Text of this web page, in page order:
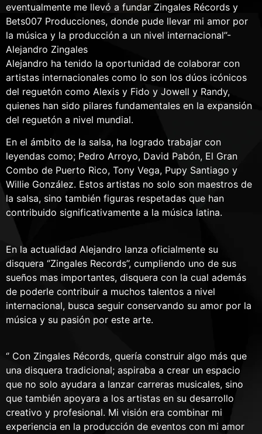
eventualmente me llevó a fundar Zingales Récords y
Bets007 Producciones, donde pude llevar mi amor por
la música y la producción a un nivel internacional’’-
Alejandro Zingales
Alejandro ha tenido la oportunidad de colaborar con
artistas internacionales como lo son los dúos icónicos
del reguetón como Alexis y Fido y Jowell y Randy,
quienes han sido pilares fundamentales en la expansión
del reguetón a nivel mundial.
En el ámbito de la salsa, ha logrado trabajar con
leyendas como; Pedro Arroyo, David Pabón, El Gran
Combo de Puerto Rico, Tony Vega, Pupy Santiago y
Willie González. Estos artistas no solo son maestros de
la salsa, sino también figuras respetadas que han
contribuido significativamente a la música latina.
En la actualidad Alejandro lanza oficialmente su
disquera ‘’Zingales Records’’, cumpliendo uno de sus
sueños mas importantes, disquera con la cual además
de poderle contribuir a muchos talentos a nivel
internacional, busca seguir conservando su amor por la
música y su pasión por este arte.
‘’ Con Zingales Récords, quería construir algo más que
una disquera tradicional; aspiraba a crear un espacio
que no solo ayudara a lanzar carreras musicales, sino
que también apoyara a los artistas en su desarrollo
creativo y profesional. Mi visión era combinar mi
experiencia en la producción de eventos con mi amor